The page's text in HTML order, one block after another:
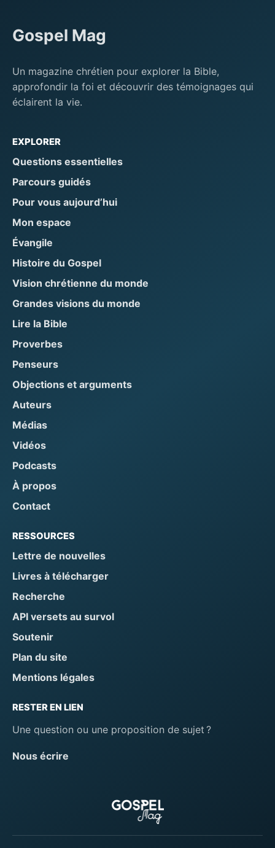
Gospel Mag
Un magazine chrétien pour explorer la Bible,
approfondir la foi et découvrir des témoignages qui
éclairent la vie.
EXPLORER
Questions essentielles
Parcours guidés
Pour vous aujourd’hui
Mon espace
Évangile
Histoire du Gospel
Vision chrétienne du monde
Grandes visions du monde
Lire la Bible
Proverbes
Penseurs
Objections et arguments
Auteurs
Médias
Vidéos
Podcasts
À propos
Contact
RESSOURCES
Lettre de nouvelles
Livres à télécharger
Recherche
API versets au survol
Soutenir
Plan du site
Mentions légales
RESTER EN LIEN
Une question ou une proposition de sujet ?
Nous écrire